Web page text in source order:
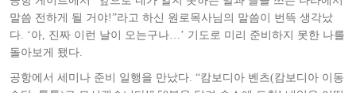
말씀 전하게 될 거야!”라고 하신 원로목사님의 말씀이 번뜩 생각났
다. ‘아, 진짜 이런 날이 오는구나…’ 기도로 미리 준비하지 못한 나를
돌아보게 됐다.
공항에서 세미나 준비 일행을 만났다. “캄보디아 벤츠(캄보디아 이동